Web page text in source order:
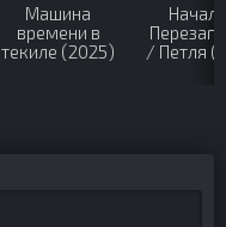
Машина
времени в
текиле (2025)
/ Петля